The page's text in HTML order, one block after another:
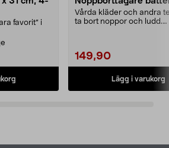
favorit” i
Vårda kläder och andra
ta bort noppor och ludd.
149,90
Lägg i varukorg